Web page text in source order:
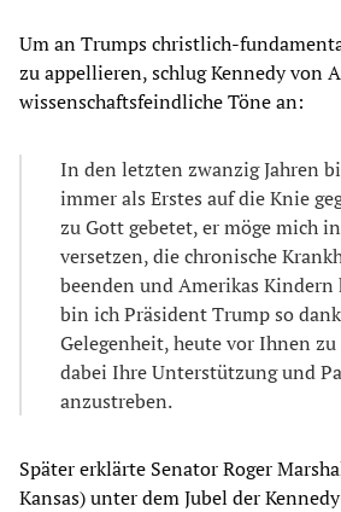
Um an Trumps christlich-
zu appellieren, schlug Kennedy von
wissenschaftsfeindliche Töne an:
In den letzten zwanzig Jahren
immer als Erstes auf die Knie
zu Gott gebetet, er möge mich
versetzen, die chronische
beenden und Amerikas Kindern
bin ich Präsident Trump so
Gelegenheit, heute vor Ihnen
dabei Ihre Unterstützung und
anzustreben.
Später erklärte Senator Roger
Kansas) unter dem Jubel der